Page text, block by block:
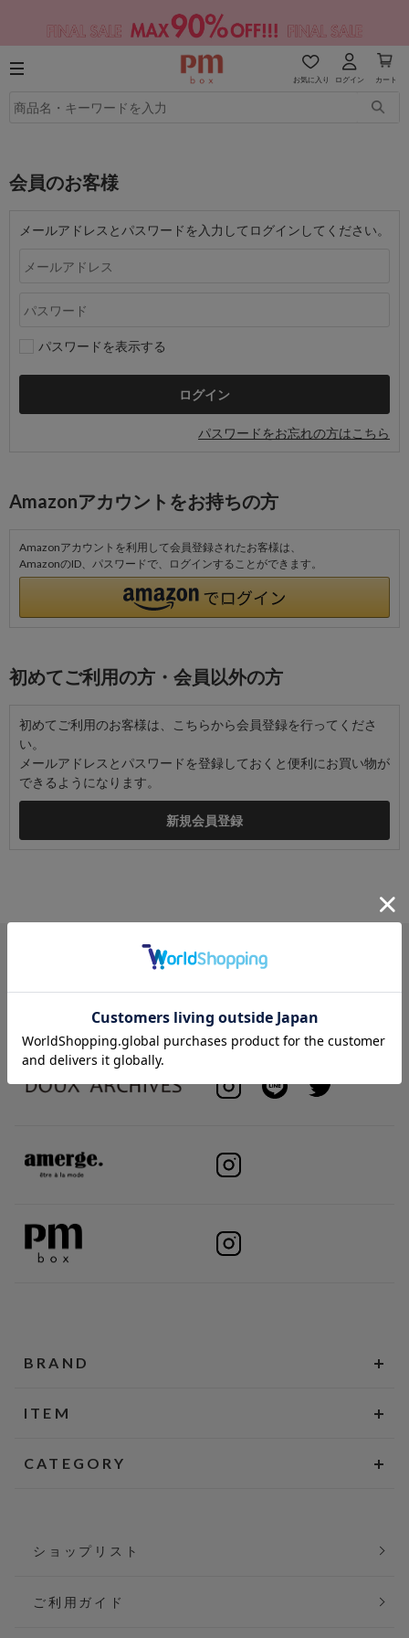
お気に入り ログイン カート
会員のお客様
メールアドレスとパスワードを入力してログインしてください。
パスワードを表示する
パスワードをお忘れの方はこちら
Amazonアカウントをお持ちの方
Amazonアカウントを利用して会員登録されたお客様は、
AmazonのID、パスワードで、ログインすることができます。
初めてご利用の方・会員以外の方
初めてご利用のお客様は、こちらから会員登録を行ってくださ
い。
メールアドレスとパスワードを登録しておくと便利にお買い物が
できるようになります。
BRAND
ITEM
CATEGORY
ショップリスト
ご利用ガイド